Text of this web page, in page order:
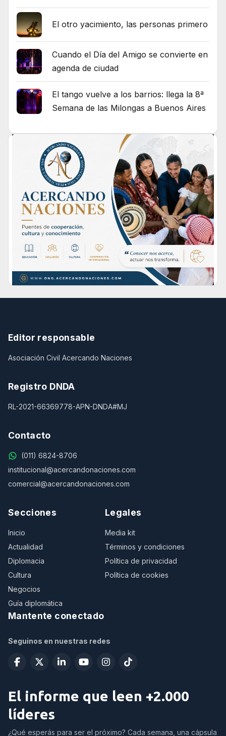
El otro yacimiento, las personas primero
Cuando el Día del Amigo se convierte en
agenda de ciudad
El tango vuelve a los barrios: llega la 8ª
Semana de las Milongas a Buenos Aires
Editor responsable
Asociación Civil Acercando Naciones
Registro DNDA
RL-2021-66369778-APN-DNDA#MJ
Contacto
(011) 6824-8706
institucional@acercandonaciones.com
comercial@acercandonaciones.com
Secciones
Inicio
Actualidad
Diplomacia
Cultura
Negocios
Guía diplomática
Legales
Media kit
Términos y condiciones
Política de privacidad
Política de cookies
Mantente conectado
Seguinos en nuestras redes
El informe que leen +2.000
líderes
¿Qué esperás para ser el próximo? Cada semana, una cápsula